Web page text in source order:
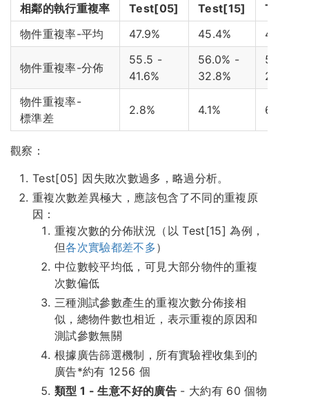
相鄰的執行重複率 Test[05] Test[15]
物件重複率-平均
47.9% 45.4% 41.4%
物件重複率-分佈
55.5 -
41.6%
56.0% -
32.8%
55.3% -
28.5%
物件重複率-
標準差
2.8% 4.1% 6.2%
觀察：
Test[05] 因失敗次數過多，略過分析。
重複次數差異極大，應該包含了不同的重複原
因：
重複次數的分佈狀況（以 Test[15] 為例，
但各次實驗都差不多）
中位數較平均低，可見大部分物件的重複
次數偏低
三種測試參數產生的重複次數分佈接相
似，總物件數也相近，表示重複的原因和
測試參數無關
根據廣告篩選機制，所有實驗裡收集到的
廣告*約有 1256 個
類型 1 - 生意不好的廣告- 大約有 60 個物